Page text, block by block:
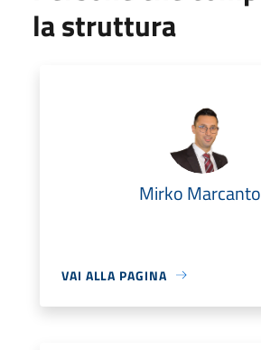
la struttura
Mirko
VAI ALLA PAGINA